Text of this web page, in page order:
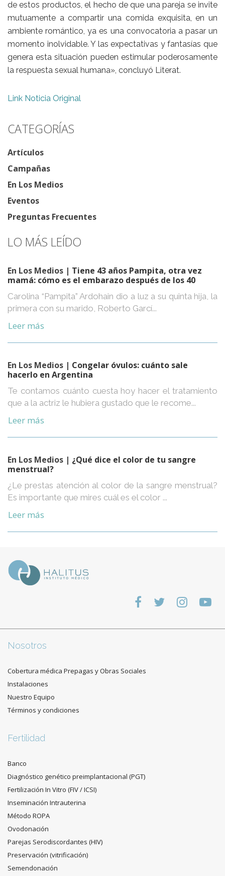
de estos productos, el hecho de que una pareja se invite
mutuamente a compartir una comida exquisita, en un
ambiente romántico, ya es una convocatoria a pasar un
momento inolvidable. Y las expectativas y fantasías que
genera esta situación pueden estimular poderosamente
la respuesta sexual humana», concluyó Literat.
Link Noticia Original
CATEGORÍAS
Artículos
Campañas
En Los Medios
Eventos
Preguntas Frecuentes
LO MÁS LEÍDO
En Los Medios | Tiene 43 años Pampita, otra vez
mamá: cómo es el embarazo después de los 40
Carolina “Pampita” Ardohain dio a luz a su quinta hija, la
primera con su marido, Roberto Garcí...
Leer más
En Los Medios | Congelar óvulos: cuánto sale
hacerlo en Argentina
Te contamos cuánto cuesta hoy hacer el tratamiento
que a la actriz le hubiera gustado que le recome...
Leer más
En Los Medios | ¿Qué dice el color de tu sangre
menstrual?
¿Le prestas atención al color de la sangre menstrual?
Es importante que mires cuál es el color ...
Leer más
Nosotros
Cobertura médica Prepagas y Obras Sociales
Instalaciones
Nuestro Equipo
Términos y condiciones
Fertilidad
Banco
Diagnóstico genético preimplantacional (PGT)
Fertilización In Vitro (FIV / ICSI)
Inseminación Intrauterina
Método ROPA
Ovodonación
Parejas Serodiscordantes (HIV)
Preservación (vitrificación)
Semendonación